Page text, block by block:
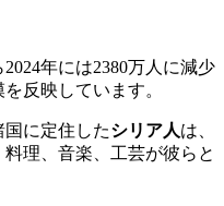
年には2380万人に減少
反映しています。
に定住したシリア人は、
理、音楽、工芸が彼らと